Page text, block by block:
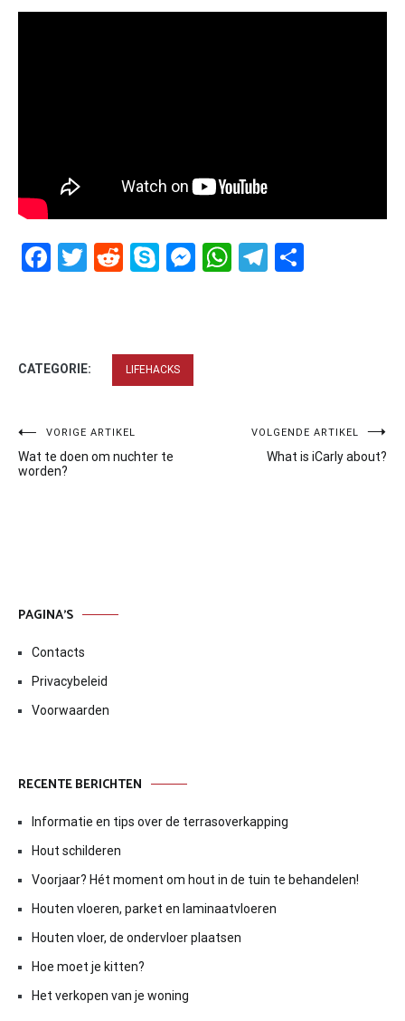
Facebook
Twitter
RedditSkypeMessenger
WhatsApp
Telegram
CATEGORIE: LIFEHACKS
Bericht
navigatie
VORIGE ARTIKEL
Wat te doen om nuchter te
worden?
VOLGENDE ARTIKEL
What is iCarly about?
PAGINA’S
Contacts
Privacybeleid
Voorwaarden
RECENTE BERICHTEN
Informatie en tips over de terrasoverkapping
Hout schilderen
Voorjaar? Hét moment om hout in de tuin te behandelen!
Houten vloeren, parket en laminaatvloeren
Houten vloer, de ondervloer plaatsen
Hoe moet je kitten?
Het verkopen van je woning